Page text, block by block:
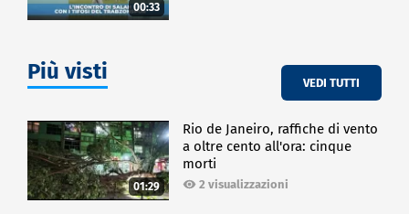
00:33
Più visti VEDI TUTTI
01:29
Rio de Janeiro, raffiche di vento
a oltre cento all'ora: cinque
morti
2 visualizzazioni